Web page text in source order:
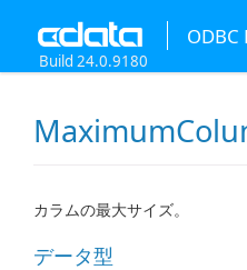
Build 24.0.9180
カラムの最大サイズ。
データ型